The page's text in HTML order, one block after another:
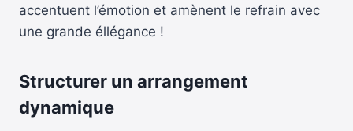
accentuent l’émotion et amènent le refrain avec
une grande éllégance !
Structurer un arrangement
dynamique